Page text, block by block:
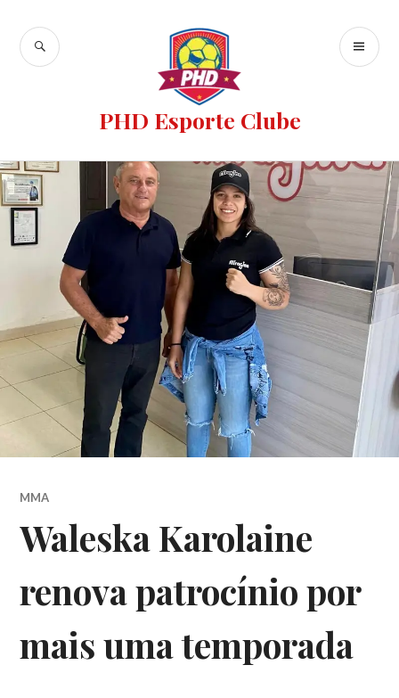
PHD Esporte Clube
MMA
Waleska Karolaine
renova patrocínio por
mais uma temporada